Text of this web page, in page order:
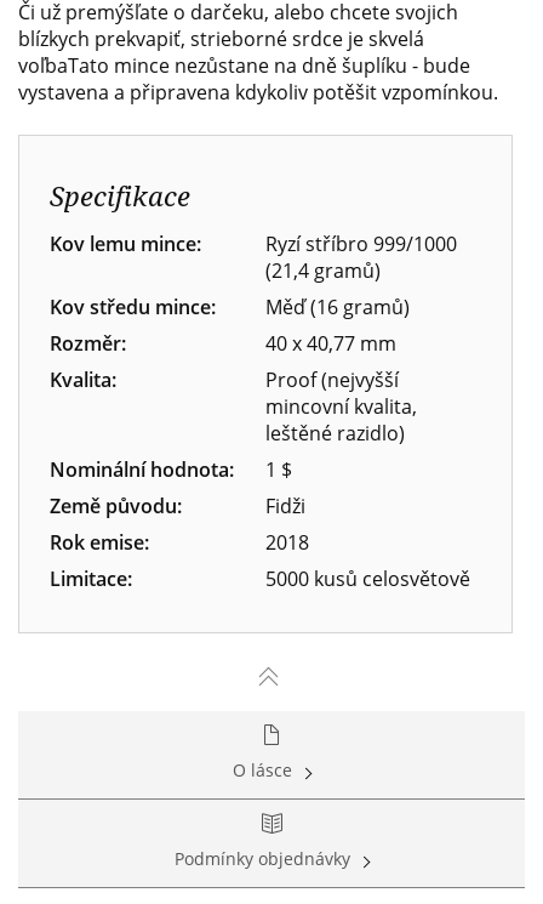
Či už premýšľate o darčeku, alebo chcete svojich
blízkych prekvapiť, strieborné srdce je skvelá
voľbaTato mince nezůstane na dně šuplíku - bude
vystavena a připravena kdykoliv potěšit vzpomínkou.
Specifikace
Kov lemu mince:
Ryzí stříbro 999/1000
(21,4 gramů)
Kov středu mince:
Měď (16 gramů)
Rozměr:
40 x 40,77 mm
Kvalita:
Proof (nejvyšší
mincovní kvalita,
leštěné razidlo)
Nominální hodnota:
1 $
Země původu:
Fidži
Rok emise:
2018
Limitace:
5000 kusů celosvětově
O lásce
Podmínky objednávky